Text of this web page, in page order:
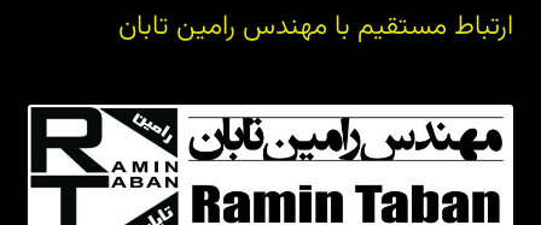
ارتباط مستقیم با مهندس رامین تابان